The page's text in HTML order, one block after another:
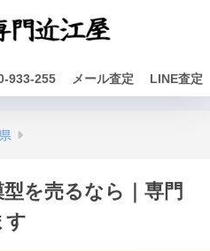
933-255 メール査定 LINE査定
を売るなら｜専門
す